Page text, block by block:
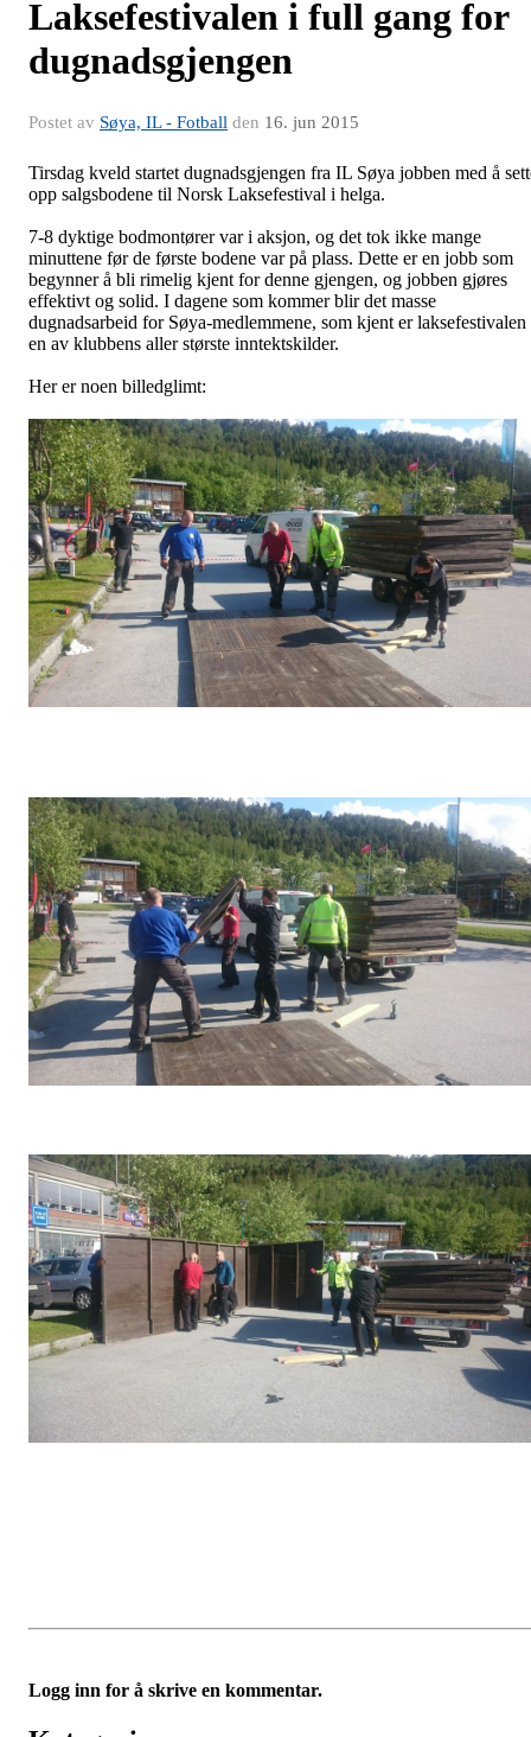
Laksefestivalen i full gang for
dugnadsgjengen
Postet av Søya, IL - Fotball den 16. jun 2015
Tirsdag kveld startet dugnadsgjengen fra IL Søya jobben med å
opp salgsbodene til Norsk Laksefestival i helga.
7-8 dyktige bodmontører var i aksjon, og det tok ikke mange
minuttene før de første bodene var på plass. Dette er en jobb som
begynner å bli rimelig kjent for denne gjengen, og jobben gjøres
effektivt og solid. I dagene som kommer blir det masse
dugnadsarbeid for Søya-medlemmene, som kjent er laksefestivalen
en av klubbens aller største inntektskilder.
Her er noen billedglimt:
Logg inn for å skrive en kommentar.